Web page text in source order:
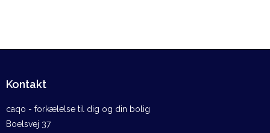
Kontakt
caqo - forkælelse til dig og din bolig
Boelsvej 37